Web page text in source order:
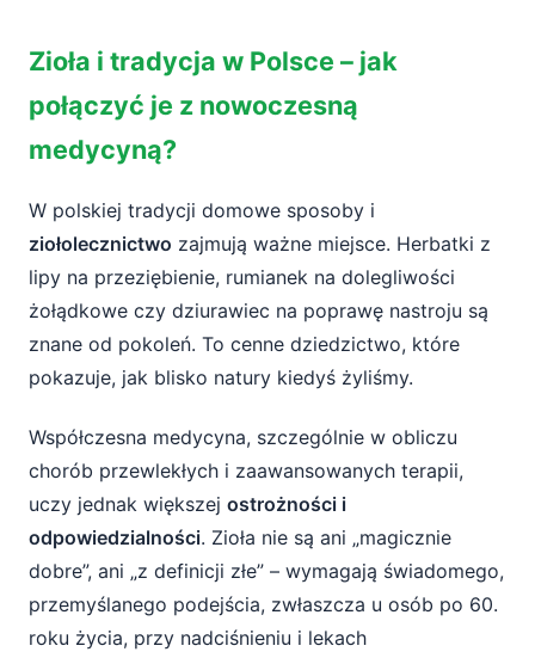
Zioła i tradycja w Polsce – jak
połączyć je z nowoczesną
medycyną?
W polskiej tradycji domowe sposoby i
ziołolecznictwo zajmują ważne miejsce. Herbatki z
lipy na przeziębienie, rumianek na dolegliwości
żołądkowe czy dziurawiec na poprawę nastroju są
znane od pokoleń. To cenne dziedzictwo, które
pokazuje, jak blisko natury kiedyś żyliśmy.
Współczesna medycyna, szczególnie w obliczu
chorób przewlekłych i zaawansowanych terapii,
uczy jednak większej ostrożności i
odpowiedzialności. Zioła nie są ani „magicznie
dobre”, ani „z definicji złe” – wymagają świadomego,
przemyślanego podejścia, zwłaszcza u osób po 60.
roku życia, przy nadciśnieniu i lekach